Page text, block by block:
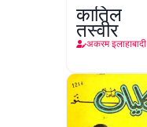
कातिल
तस्वीर
अकरम इलाहाबादी